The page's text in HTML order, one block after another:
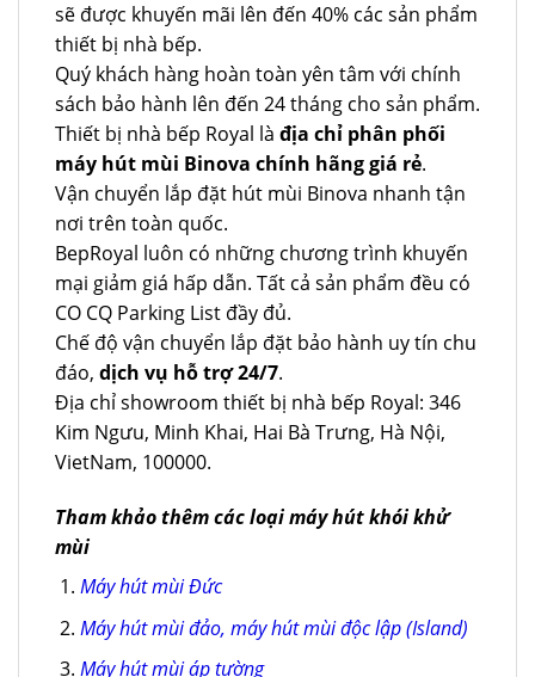
sẽ được khuyến mãi lên đến 40% các sản phẩm
thiết bị nhà bếp.
Quý khách hàng hoàn toàn yên tâm với chính
sách bảo hành lên đến 24 tháng cho sản phẩm.
Thiết bị nhà bếp Royal là địa chỉ phân phối
máy hút mùi Binova chính hãng giá rẻ.
Vận chuyển lắp đặt hút mùi Binova nhanh tận
nơi trên toàn quốc.
BepRoyal luôn có những chương trình khuyến
mại giảm giá hấp dẫn. Tất cả sản phẩm đều có
CO CQ Parking List đầy đủ.
Chế độ vận chuyển lắp đặt bảo hành uy tín chu
đáo, dịch vụ hỗ trợ 24/7.
Địa chỉ showroom thiết bị nhà bếp Royal: 346
Kim Ngưu, Minh Khai, Hai Bà Trưng, Hà Nội,
VietNam, 100000.
Tham khảo thêm các loại máy hút khói khử
mùi
Máy hút mùi Đức
Máy hút mùi đảo, máy hút mùi độc lập (Island)
Máy hút mùi áp tường